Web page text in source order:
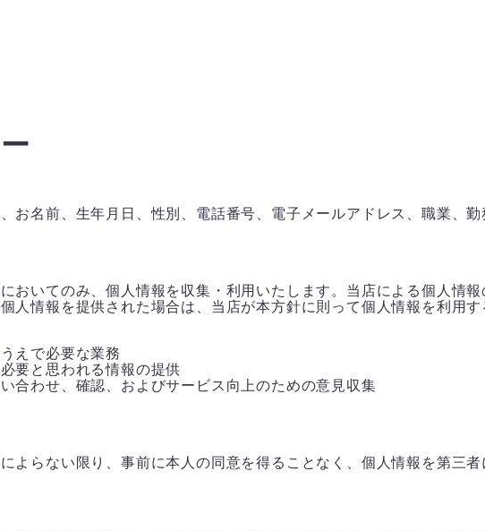
お名前、生年月日、性別、電話番号、電子メールアドレス、職業、
おいてのみ、個人情報を収集・利用いたします。当店による個人情
人情報を提供された場合は、当店が本方針に則って個人情報を利用
えで必要な業務
要と思われる情報の提供
合わせ、確認、およびサービス向上のための意見収集
よらない限り、事前に本人の同意を得ることなく、個人情報を第三